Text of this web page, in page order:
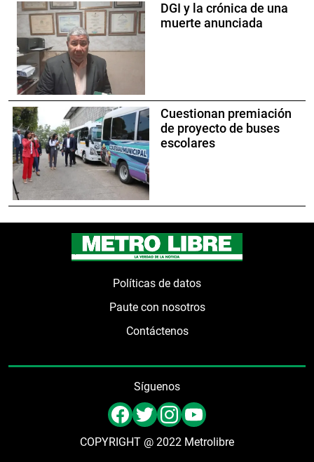
DGI y la crónica de una
muerte anunciada
Cuestionan premiación
de proyecto de buses
escolares
Políticas de datos
Paute con nosotros
Contáctenos
Síguenos
COPYRIGHT @ 2022 Metrolibre